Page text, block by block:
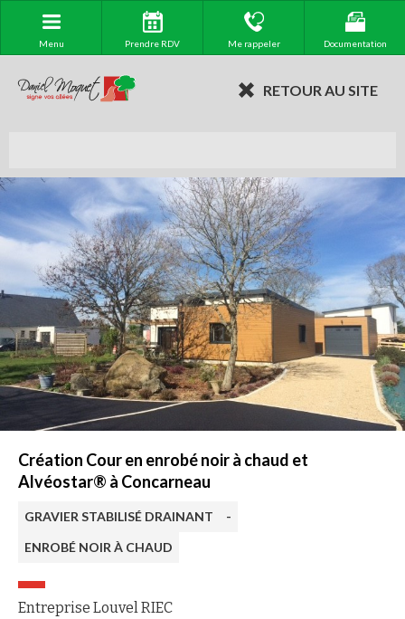
Menu Prendre RDV Me rappeler Documentation
RETOUR AU SITE
Création Cour en enrobé noir à chaud et
Alvéostar® à Concarneau
GRAVIER STABILISÉ DRAINANT
-
ENROBÉ NOIR À CHAUD
Entreprise Louvel RIEC